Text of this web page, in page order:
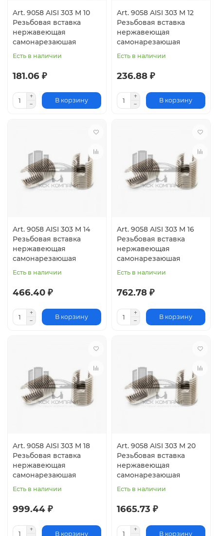
Art. 9058 AISI 303 M 10
Резьбовая вставка
нержавеющая
самонарезаюшая
Есть в наличии
181.06 ₽
В корзину
Art. 9058 AISI 303 M 12
Резьбовая вставка
нержавеющая
самонарезаюшая
Есть в наличии
236.88 ₽
В корзину
Art. 9058 AISI 303 M 14
Резьбовая вставка
нержавеющая
самонарезаюшая
Есть в наличии
466.40 ₽
В корзину
Art. 9058 AISI 303 M 16
Резьбовая вставка
нержавеющая
самонарезаюшая
Есть в наличии
762.78 ₽
В корзину
Art. 9058 AISI 303 M 18
Резьбовая вставка
нержавеющая
самонарезаюшая
Есть в наличии
999.44 ₽
В корзину
Art. 9058 AISI 303 M 20
Резьбовая вставка
нержавеющая
самонарезаюшая
Есть в наличии
1665.73 ₽
В корзину